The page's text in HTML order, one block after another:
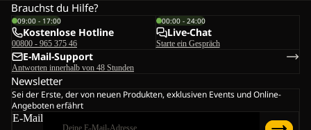
Brauchst du Hilfe?
09:00 - 17:00
Kostenlose Hotline
00800 - 965 375 46
00:00 - 24:00
Live-Chat
Starte ein Gespräch
E-Mail-Support
Antworten innerhalb von 48 Stunden
Newsletter
Sei der Erste, der von neuen Produkten, exklusiven Events und Online-
Angeboten erfährt
E-Mail